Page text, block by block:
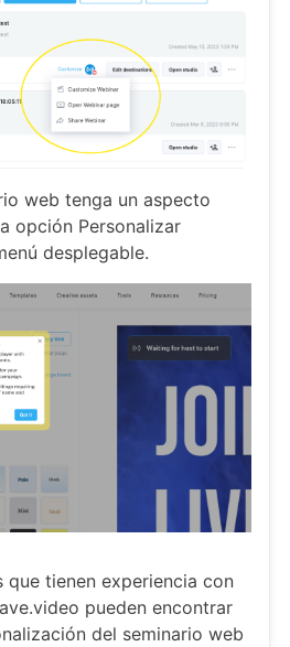
web tenga un aspecto
opción Personalizar
desplegable.
que tienen experiencia con
pueden encontrar
del seminario web